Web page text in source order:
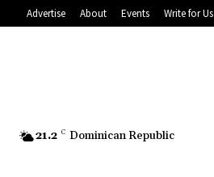
Advertise About Events Write for Us
21.2 C Dominican Republic